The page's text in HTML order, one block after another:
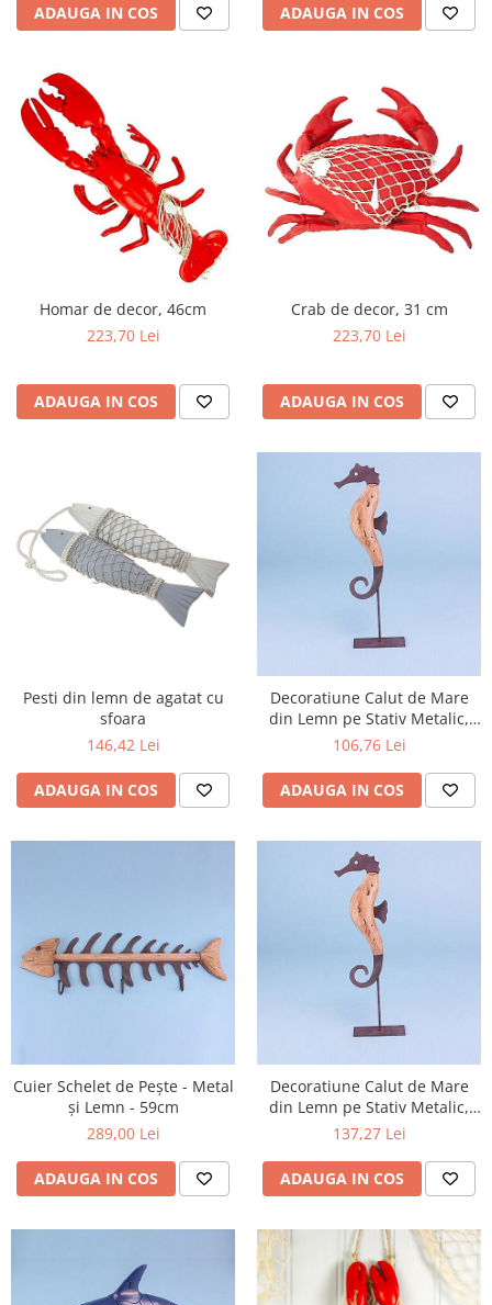
ADAUGA IN COS ADAUGA IN COS
Homar de decor, 46cm
223,70 Lei
ADAUGA IN COS
Crab de decor, 31 cm
223,70 Lei
ADAUGA IN COS
Pesti din lemn de agatat cu
sfoara
146,42 Lei
ADAUGA IN COS
Decoratiune Calut de Mare
din Lemn pe Stativ Metalic,
28cm
106,76 Lei
ADAUGA IN COS
Cuier Schelet de Pește - Metal
și Lemn - 59cm
289,00 Lei
ADAUGA IN COS
Decoratiune Calut de Mare
din Lemn pe Stativ Metalic,
38cm
137,27 Lei
ADAUGA IN COS